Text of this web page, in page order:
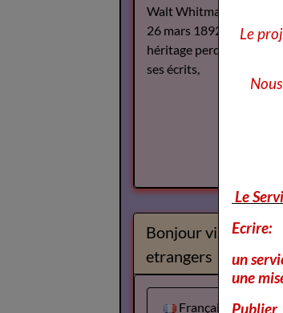
Walt Whitman est
26 mars 1892, mais son
héritage perdure à travers
ses écrits,
Bonjour visiteurs
etrangers
Français
Le
Le
Ecrire:
un
une
Publier